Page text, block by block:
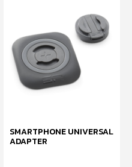
SMARTPHONE UNIVERSAL
ADAPTER